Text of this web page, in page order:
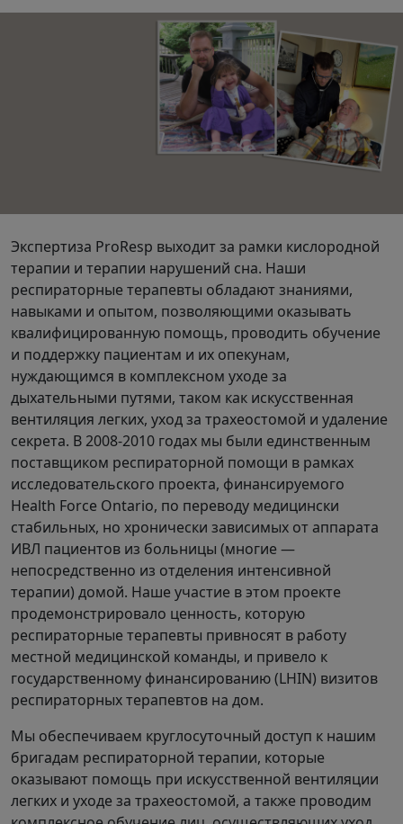
Экспертиза ProResp выходит за рамки кислородной
терапии и терапии нарушений сна. Наши
респираторные терапевты обладают знаниями,
навыками и опытом, позволяющими оказывать
квалифицированную помощь, проводить обучение
и поддержку пациентам и их опекунам,
нуждающимся в комплексном уходе за
дыхательными путями, таком как искусственная
вентиляция легких, уход за трахеостомой и удаление
секрета. В 2008-2010 годах мы были единственным
поставщиком респираторной помощи в рамках
исследовательского проекта, финансируемого
Health Force Ontario, по переводу медицински
стабильных, но хронически зависимых от аппарата
ИВЛ пациентов из больницы (многие —
непосредственно из отделения интенсивной
терапии) домой. Наше участие в этом проекте
продемонстрировало ценность, которую
респираторные терапевты привносят в работу
местной медицинской команды, и привело к
государственному финансированию (LHIN) визитов
респираторных терапевтов на дом.
Мы обеспечиваем круглосуточный доступ к нашим
бригадам респираторной терапии, которые
оказывают помощь при искусственной вентиляции
легких и уходе за трахеостомой, а также проводим